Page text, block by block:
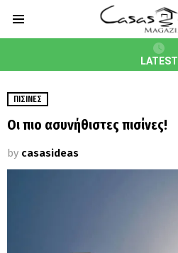
LATEST
ΠΙΣΊΝΕΣ
Οι πιο ασυνήθιστες πισίνες!
by casasideas